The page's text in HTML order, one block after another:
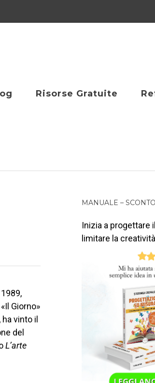
Risorse Gratuite
Giorno»
ha vinto il
del
L’arte
MANUALE –
Inizia a progettare
limitare la